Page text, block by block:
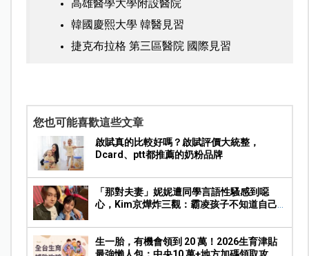
高雄醫學大學附設醫院
韓國慶熙大學 韓醫見習
捷克布拉格 第三區醫院 國際見習
您也可能喜歡這些文章
啟賦真的比較好嗎？啟賦評價大統整，
Dcard、ptt都推薦的奶粉品牌
「那對夫妻」妮妮遭同學言語性騷感到噁
心，Kim京燁炸三觀：霸凌孩子不知道自己
生一胎，有機會領到 20 萬！2026生育津貼